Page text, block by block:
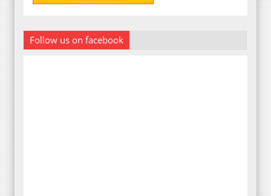
Follow us on facebook